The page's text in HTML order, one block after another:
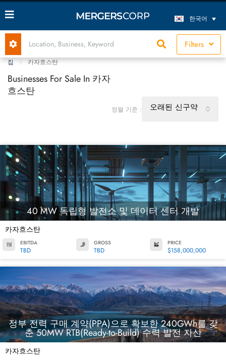
한국어
Filters
집 카자흐스탄
Businesses For Sale In 카자
흐스탄
정렬 기준 : 오래된 신구약
40 MW 독립형 발전소 및 데이터 센터 개발
카자흐스탄
EBITDA
TBD
GROSS
TBD
PRICE
$158,000,000
정부 전력 구매 계약(PPA)으로 확보한 240GWh를 갖
춘 50MW RTB(Ready-to-Build) 수력 발전 자산
카자흐스탄